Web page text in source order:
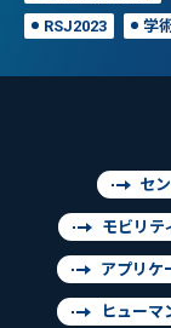
RSJ2023 学
セ
モビリテ
アプリケ
ヒューマ